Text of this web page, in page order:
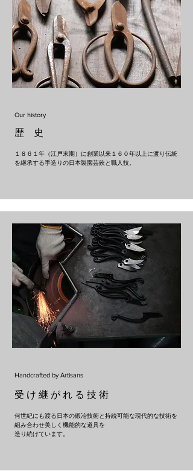
Our history
歴 史
１８６１年（江戸末期）に創業以来１６０年以上に渡り伝統
を継承する手造りの日本製園芸鋏と職人技。
Handcrafted by Artisans
​受 け 継 が れ る 技 術
何世紀にも渡る日本の鍛冶技術と持続可能な現代的な技術を
組み合わせ美しく機能的な道具を
​造り続けています。